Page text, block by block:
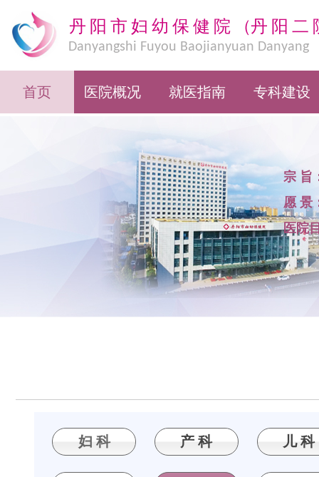
首页 医院概况 就医指南 专科建设
丹阳市妇幼保健院 （丹阳二
宗 旨
愿 景
医院
Danyangshi Fuyou Baojianyuan Danyang
Eryuan
儿 科
妇 科 产 科